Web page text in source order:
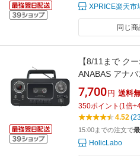
XPRICE楽天市
同じ
【8/11まで ク
ANABAS アナ
C330 白 黒 CD
ラジオ ワイド
ーダー CD-R
乾電池 インテ
7,700 円 送料
350ポイント (1倍+
4.52
15:00までの注文で
HolicLabo